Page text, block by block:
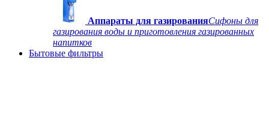
Аппараты для газированияСифоны для
газирования воды и приготовления газированных
напитков
Бытовые фильтры